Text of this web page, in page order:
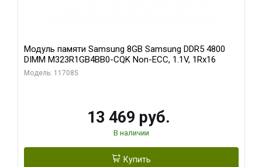
Модуль памяти Samsung 8GB Samsung DDR5 4800
DIMM M323R1GB4BB0-CQK Non-ECC, 1.1V, 1Rx16
Модель: 117085
13 469 руб.
В наличии
Купить